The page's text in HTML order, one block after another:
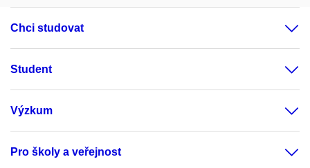
Chci studovat
Student
Výzkum
Pro školy a veřejnost